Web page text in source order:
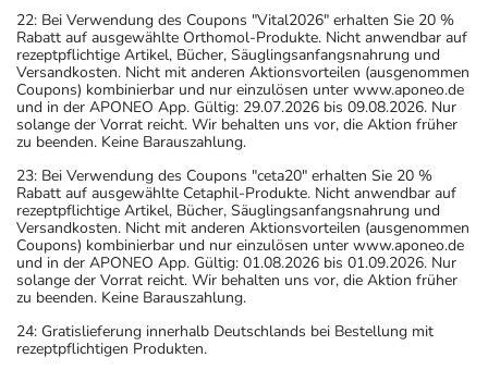
22: Bei Verwendung des Coupons "Vital2026" erhalten Sie 20 %
Rabatt auf ausgewählte Orthomol-Produkte. Nicht anwendbar auf
rezeptpflichtige Artikel, Bücher, Säuglingsanfangsnahrung und
Versandkosten. Nicht mit anderen Aktionsvorteilen (ausgenommen
Coupons) kombinierbar und nur einzulösen unter www.aponeo.de
und in der APONEO App. Gültig: 29.07.2026 bis 09.08.2026. Nur
solange der Vorrat reicht. Wir behalten uns vor, die Aktion früher
zu beenden. Keine Barauszahlung.
23: Bei Verwendung des Coupons "ceta20" erhalten Sie 20 %
Rabatt auf ausgewählte Cetaphil-Produkte. Nicht anwendbar auf
rezeptpflichtige Artikel, Bücher, Säuglingsanfangsnahrung und
Versandkosten. Nicht mit anderen Aktionsvorteilen (ausgenommen
Coupons) kombinierbar und nur einzulösen unter www.aponeo.de
und in der APONEO App. Gültig: 01.08.2026 bis 01.09.2026. Nur
solange der Vorrat reicht. Wir behalten uns vor, die Aktion früher
zu beenden. Keine Barauszahlung.
24: Gratislieferung innerhalb Deutschlands bei Bestellung mit
rezeptpflichtigen Produkten.